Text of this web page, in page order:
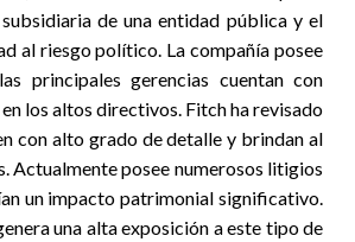
de una entidad pública y el
al riesgo político. La compañía posee
principales gerencias cuentan con
los altos directivos. Fitch ha revisado
con alto grado de detalle y brindan al
Actualmente posee numerosos litigios
un impacto patrimonial significativo.
una alta exposición a este tipo de